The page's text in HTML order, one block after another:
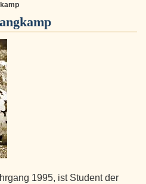
1995, ist Student der